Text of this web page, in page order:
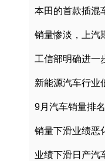
销量惨淡，上汽
新能源汽车行业
9月汽车销量排
业绩下滑日产汽